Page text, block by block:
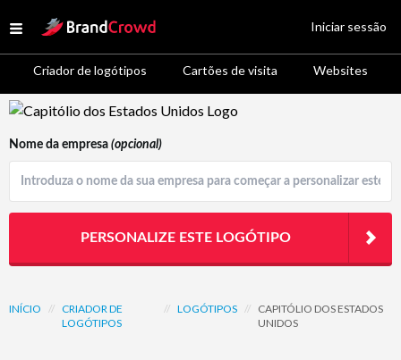
Open menu
Site Logo
Criador de logótipos Cartões de visita Websites
Iniciar sessão
Logo Template Preview
INÍCIO // CRIADOR DE
LOGÓTIPOS
// LOGÓTIPOS //
CAPITÓLIO DOS ESTADOS
UNIDOS
Nome da empresa (opcional)
PERSONALIZE ESTE LOGÓTIPO